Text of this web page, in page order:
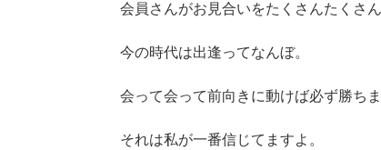
会員さんがお見合いをたくさんたくさ
今の時代は出逢ってなんぼ。
会って会って前向きに動けば必ず勝ちま
それは私が一番信じてますよ。